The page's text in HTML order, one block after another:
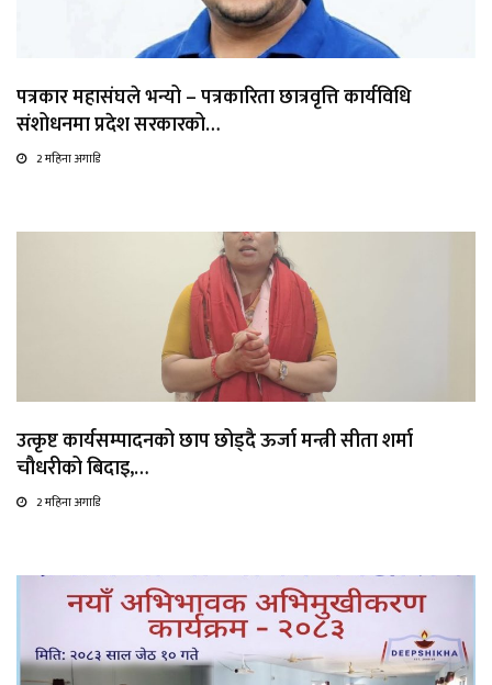
पत्रकार महासंघले भन्यो – पत्रकारिता छात्रवृत्ति कार्यविधि
संशोधनमा प्रदेश सरकारको…
2 महिना अगाडि
उत्कृष्ट कार्यसम्पादनको छाप छोड्दै ऊर्जा मन्त्री सीता शर्मा
चौधरीको बिदाइ,…
2 महिना अगाडि